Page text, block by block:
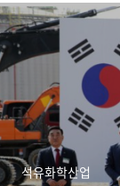
석유화학산업